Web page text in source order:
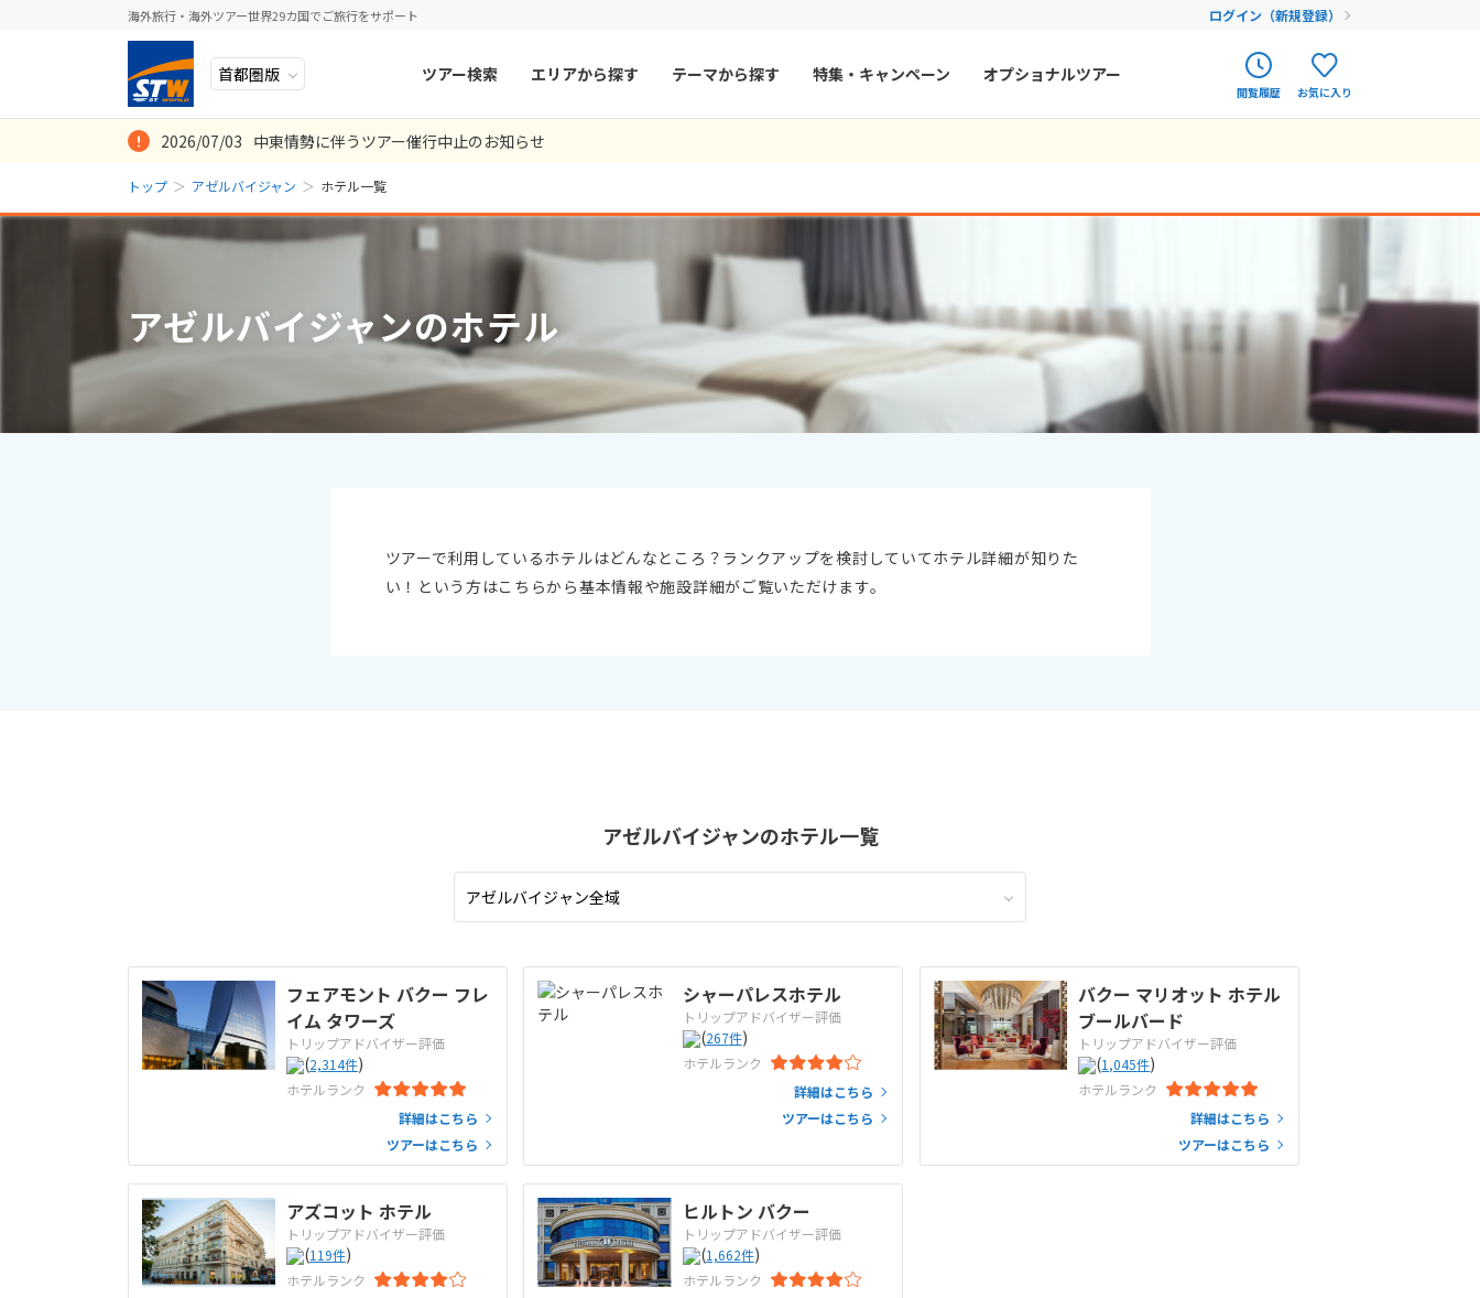
海外旅行・海外ツアー世界29カ国でご旅行をサポート ログイン（新規登録）
ツアー検索 エリアから探す
ヨーロッパ
中近東・トルコ
アフリカ
ロシア・中央アジア
モルディブ・他インド洋
イタリア
ベルギー
イギリス
オーストリア
ポーランド
スロヴァキア アイスランド
フィンランド
スウェーデン
デンマーク
エストニア
リトアニア ギリシャ
クロアチア
スロヴェニア
モンテネグロ ブルガリア
ルーマニア
テーマから探す
人気のテーマ
お得な旅
誰と行く？
秋旅
特集・キャンペーン オプショナルツアー
閲覧履歴 お気に入り
2026/07/03 中東情勢に伴うツアー催行中止のお知らせ
トップ アゼルバイジャン ホテル一覧
アゼルバイジャンのホテル
ツアーで利用しているホテルはどんなところ？ランクアップを検討していてホテル詳細が知りた
い！という方はこちらから基本情報や施設詳細がご覧いただけます。
アゼルバイジャンのホテル一覧
フェアモント バクー フレ
イム タワーズ
トリップアドバイザー評価
(2,314件)
ホテルランク
詳細はこちら
ツアーはこちら
シャーパレスホテル
トリップアドバイザー評価
(267件)
ホテルランク
詳細はこちら
ツアーはこちら
バクー マリオット ホテル
ブールバード
トリップアドバイザー評価
(1,045件)
ホテルランク
詳細はこちら
ツアーはこちら
アズコット ホテル
トリップアドバイザー評価
(119件)
ホテルランク
ヒルトン バクー
トリップアドバイザー評価
(1,662件)
ホテルランク